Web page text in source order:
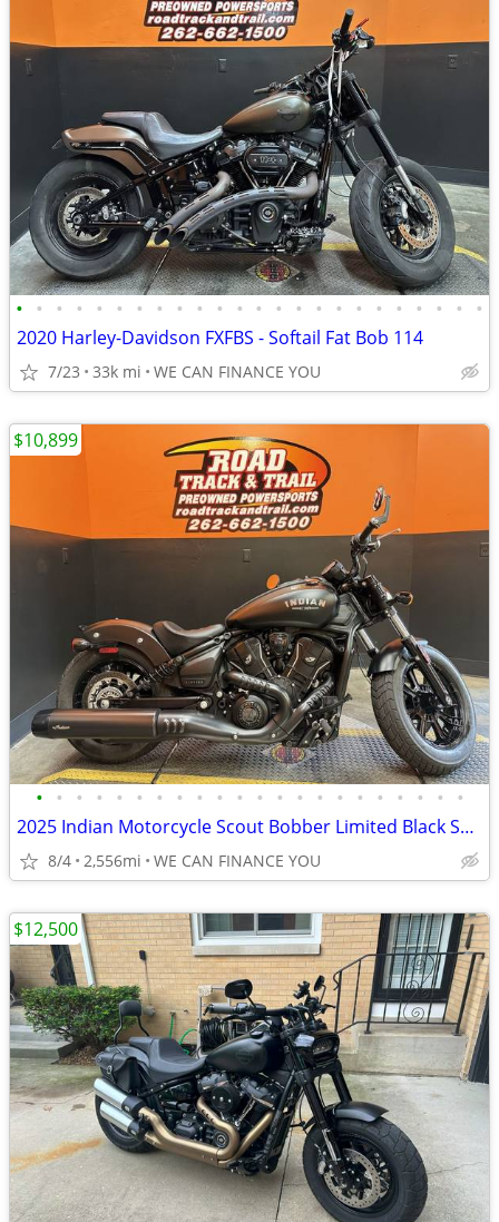
• • • • • • • • • • • • • • • • • • • • • • • •
2020 Harley-Davidson FXFBS - Softail Fat Bob 114
7/23 33k mi WE CAN FINANCE YOU
• • • • • • • • • • • • • • • • • • • • • •
2025 Indian Motorcycle Scout Bobber Limited Black Smoke
8/4 2,556mi WE CAN FINANCE YOU
$10,899
$12,500